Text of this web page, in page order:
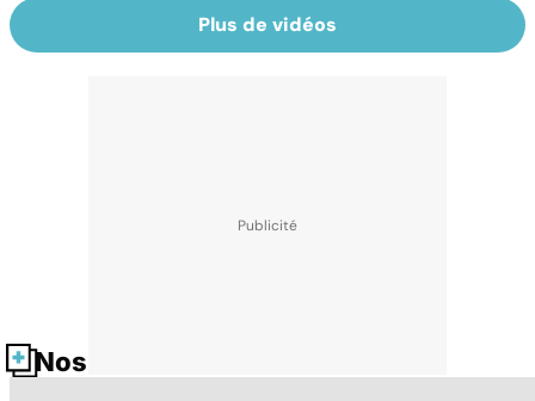
Plus de vidéos
Nos fiches santé